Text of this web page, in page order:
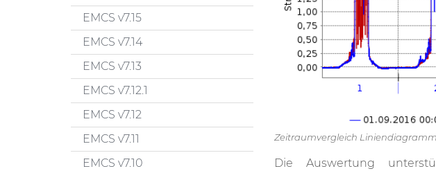
Zeitraumvergleich Liniendiagramm
Die Auswertung
EMCS v7.15
EMCS v7.14
EMCS v7.13
EMCS v7.12.1
EMCS v7.12
EMCS v7.11
EMCS v7.10